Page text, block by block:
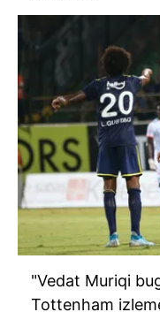
"Vedat Muriqi
Tottenham